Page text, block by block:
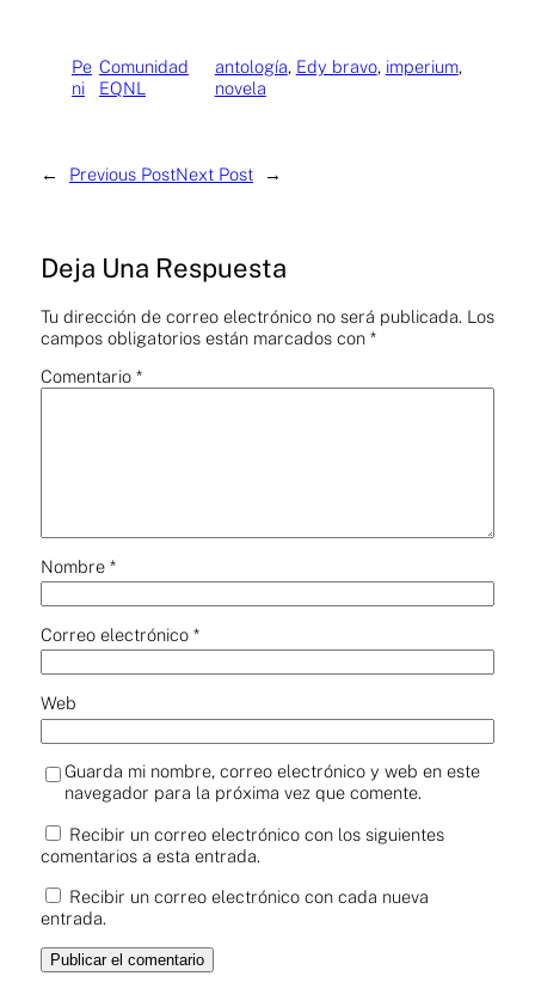
Pe
ni
Comunidad
EQNL
antología, Edy bravo, imperium
novela
← Previous PostNext Post →
Deja Una Respuesta
Tu dirección de correo electrónico no será publicada. Los
campos obligatorios están marcados con *
Comentario *
Nombre *
Correo electrónico *
Web
Guarda mi nombre, correo electrónico y web en este
navegador para la próxima vez que comente.
Recibir un correo electrónico con los siguientes
comentarios a esta entrada.
Recibir un correo electrónico con cada nueva
entrada.